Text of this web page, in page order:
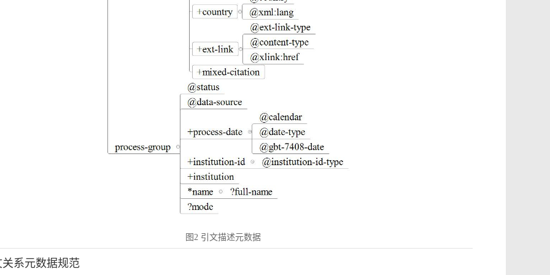
图2 引文描述元数据
关系元数据规范